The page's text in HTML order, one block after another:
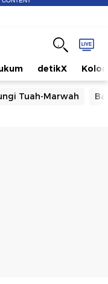
detikX
Tuah-Marwah